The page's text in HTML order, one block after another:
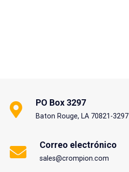
PO Box 3297
Baton Rouge, LA 70821-3297
Correo electrónico
sales@crompion.com